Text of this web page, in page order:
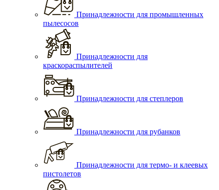
Принадлежности для промышленных
пылесосов
Принадлежности для
краскораспылителей
Принадлежности для степлеров
Принадлежности для рубанков
Принадлежности для термо- и клеевых
пистолетов